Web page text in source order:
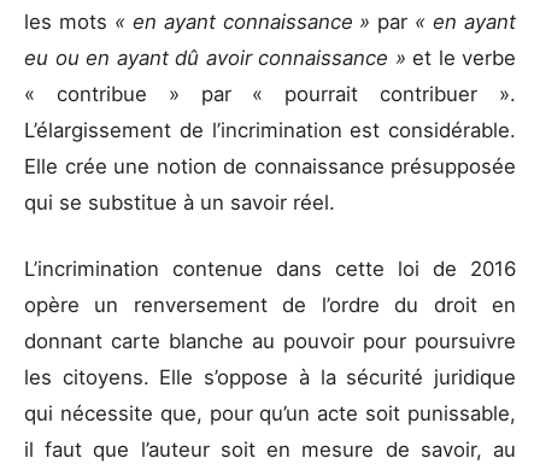
les mots « en ayant connaissance » par « en ayant
eu ou en ayant dû avoir connaissance » et le verbe
« contribue » par « pourrait contribuer ».
L’élargissement de l’incrimination est considérable.
Elle crée une notion de connaissance présupposée
qui se substitue à un savoir réel.
L’incrimination contenue dans cette loi de 2016
opère un renversement de l’ordre du droit en
donnant carte blanche au pouvoir pour poursuivre
les citoyens. Elle s’oppose à la sécurité juridique
qui nécessite que, pour qu’un acte soit punissable,
il faut que l’auteur soit en mesure de savoir, au